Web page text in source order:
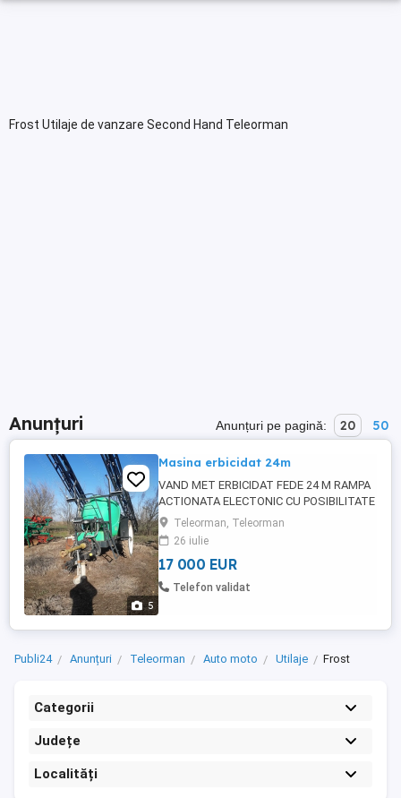
Frost Utilaje de vanzare Second Hand Teleorman
Anunțuri Anunțuri pe pagină: 20 50
5
Masina erbicidat 24m
VAND MET ERBICIDAT FEDE 24 M RAMPA
ACTIONATA ELECTONIC CU POSIBILITATE
DE INCHIDERE SECTII (5SECTII) BAZIN
3000L
Teleorman, Teleorman
26 iulie
17 000 EUR
Telefon validat
Publi24 Anunțuri Teleorman Auto moto Utilaje Frost
Categorii
Județe
Localități